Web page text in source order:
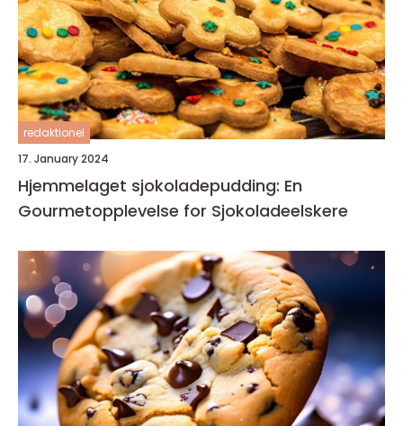
redaktionel
17. January 2024
Hjemmelaget sjokoladepudding: En
Gourmetopplevelse for Sjokoladeelskere